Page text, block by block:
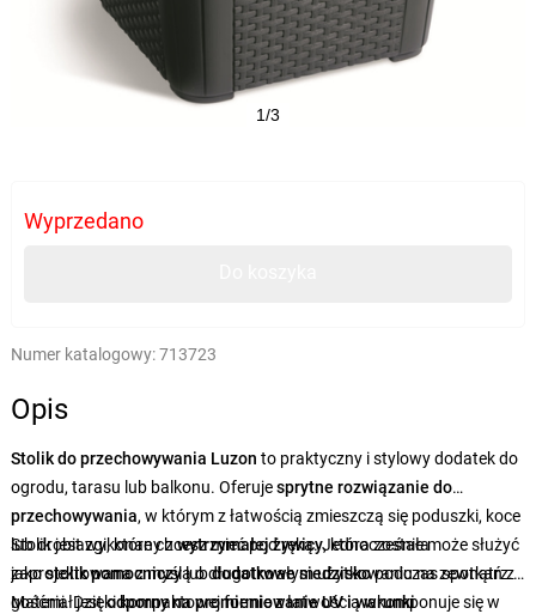
1/3
Wyprzedano
Numer katalogowy:713723
Opis
Stolik do przechowywania Luzon to praktyczny i stylowy dodatek do
ogrodu, tarasu lub balkonu. Oferujesprytne rozwiązanie do
przechowywania, w którym z łatwością zmieszczą się poduszki, koce
lub drobiazgi, które chcesz mieć pod ręką. Jednocześnie może służyć
jakostolik pomocniczylubdodatkowe siedziskopodczas spotkań z
gośćmi. Dzięki kompaktowej formie z łatwością wkomponuje się w
Stolik jest wykonany zwytrzymałej żywicy, która została
zaprojektowana z myślą o długotrwałym użytkowaniu na zewnątrz.
Materiał jestodporny na promieniowanie UV i warunki